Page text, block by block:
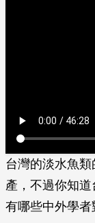
台灣的淡水魚
產，不過你知
有哪些中外學者